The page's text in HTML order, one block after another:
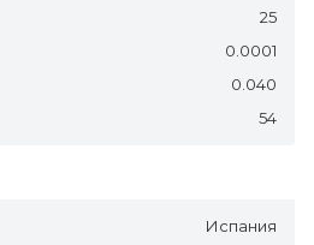
25
0.0001
0.040
54
Испания